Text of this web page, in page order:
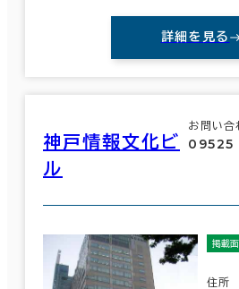
詳細を見る
神戸情報文化ビ
ル
お問い合
09525
掲載
住所
条件で絞り込む